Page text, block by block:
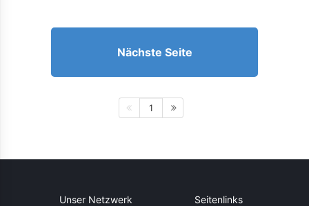
Nächste Seite
1
Unser Netzwerk Seitenlinks